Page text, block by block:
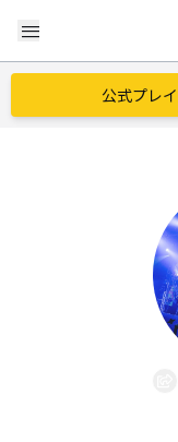
menu
公式プレ